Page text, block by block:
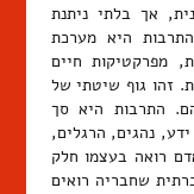
אך בלתי ניתנת
היא מערכת
מפרקטיקות חיים
זהו גוף שיטתי של
התרבות היא סך
נהגים, הרגלים,
רואה בעצמו חלק
שחבריה רואים